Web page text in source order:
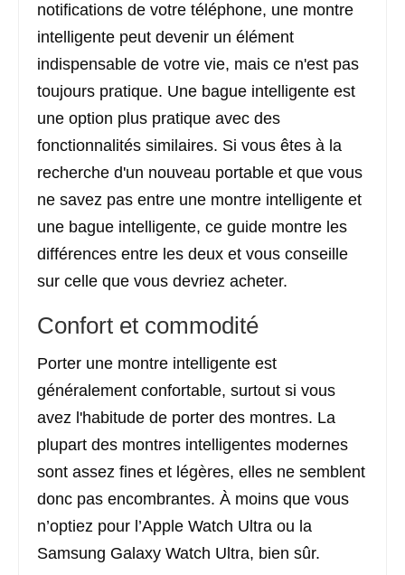
notifications de votre téléphone, une montre
intelligente peut devenir un élément
indispensable de votre vie, mais ce n'est pas
toujours pratique. Une bague intelligente est
une option plus pratique avec des
fonctionnalités similaires. Si vous êtes à la
recherche d'un nouveau portable et que vous
ne savez pas entre une montre intelligente et
une bague intelligente, ce guide montre les
différences entre les deux et vous conseille
sur celle que vous devriez acheter.
Confort et commodité
Porter une montre intelligente est
généralement confortable, surtout si vous
avez l'habitude de porter des montres. La
plupart des montres intelligentes modernes
sont assez fines et légères, elles ne semblent
donc pas encombrantes. À moins que vous
n’optiez pour l’Apple Watch Ultra ou la
Samsung Galaxy Watch Ultra, bien sûr.